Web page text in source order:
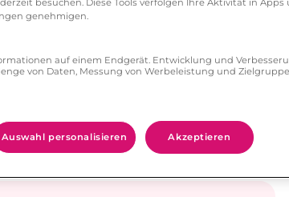
mobil bearbeiten und zum
Handy downloaden.
genehmigen.
auf einem Endgerät. Entwicklung und
von Daten, Messung von Werbeleistung und
Auswahl personalisieren Akzeptieren